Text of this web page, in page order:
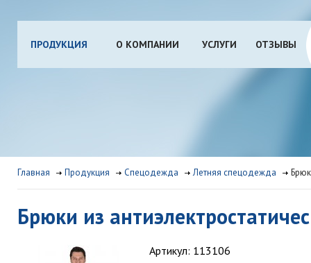
ПРОДУКЦИЯ О КОМПАНИИ УСЛУГИ ОТЗЫВЫ
Главная Продукция Спецодежда Летняя спецодежда
Брюки из
Артикул: 113106